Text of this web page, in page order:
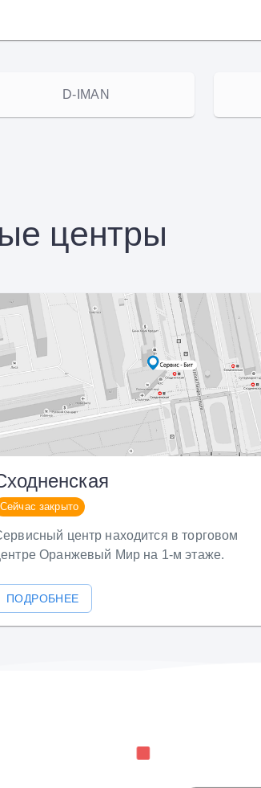
D-IMAN
центры
Сейчас закрыто
центр находится в торговом
Оранжевый Мир на 1-м этаже.
ПОДРОБНЕЕ